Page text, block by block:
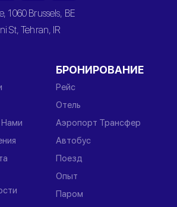
1060 Brussels, BE
St, Tehran, IR
БРОНИРОВАНИЕ
Рейс
Отель
Аэропорт Трансфер
Автобус
Поезд
Опыт
Паром